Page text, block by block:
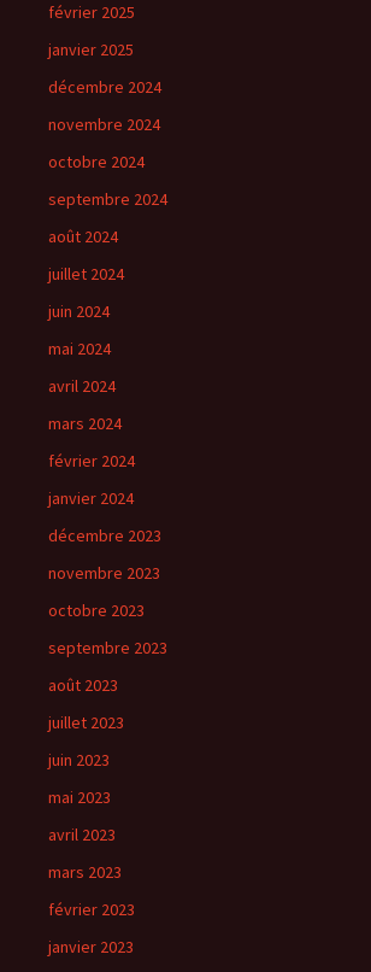
février 2025
janvier 2025
décembre 2024
novembre 2024
octobre 2024
septembre 2024
août 2024
juillet 2024
juin 2024
mai 2024
avril 2024
mars 2024
février 2024
janvier 2024
décembre 2023
novembre 2023
octobre 2023
septembre 2023
août 2023
juillet 2023
juin 2023
mai 2023
avril 2023
mars 2023
février 2023
janvier 2023